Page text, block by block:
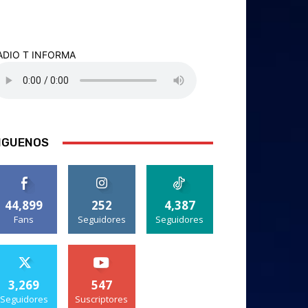
T INFORMA
44,899
Fans
252
Seguidores
4,387
Seguidores
3,269
Seguidores
547
Suscriptores